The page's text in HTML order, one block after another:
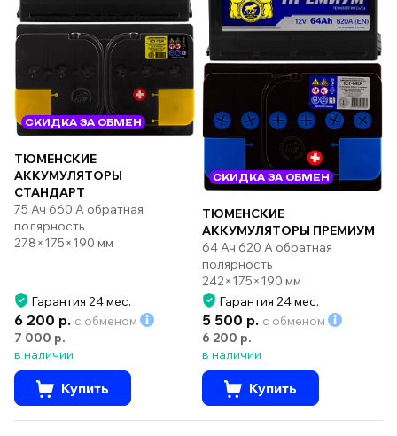
СКИДКА ЗА ОБМЕН
ТЮМЕНСКИЕ
АККУМУЛЯТОРЫ
СТАНДАРТ
75 Ач 660 А обратная
полярность
278×175×190 мм
Гарантия 24 мес.
6 200 р. с обменом
7 000 р.
в наличии
Купить
СКИДКА ЗА ОБМЕН
ТЮМЕНСКИЕ
АККУМУЛЯТОРЫ ПРЕМИУМ
64 Ач 620 А обратная
полярность
242×175×190 мм
Гарантия 24 мес.
5 500 р. с обменом
6 200 р.
в наличии
Купить